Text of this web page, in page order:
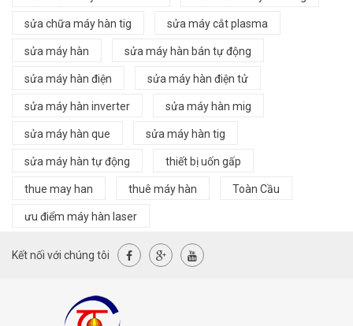
sửa chữa máy hàn tig sửa máy cắt plasma
sửa máy hàn sửa máy hàn bán tự động
sửa máy hàn điện sửa máy hàn điện tử
sửa máy hàn inverter sửa máy hàn mig
sửa máy hàn que sửa máy hàn tig
sửa máy hàn tự động thiết bị uốn gấp
thue may han thuê máy hàn Toàn Cầu
ưu điểm máy hàn laser
Kết nối với chúng tôi